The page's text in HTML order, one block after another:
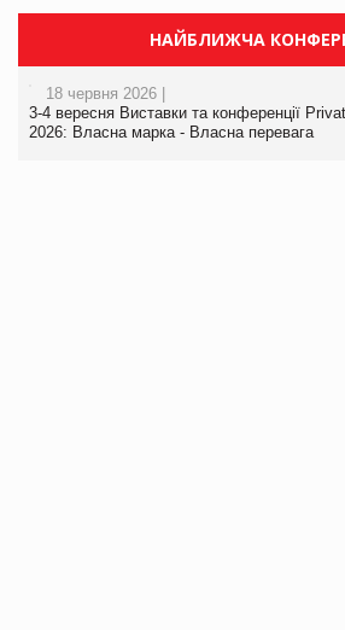
НАЙБЛИЖЧА
18 червня 2026 |
3-4 вересня Виставки та конференції
2026: Власна марка - Власна перевага